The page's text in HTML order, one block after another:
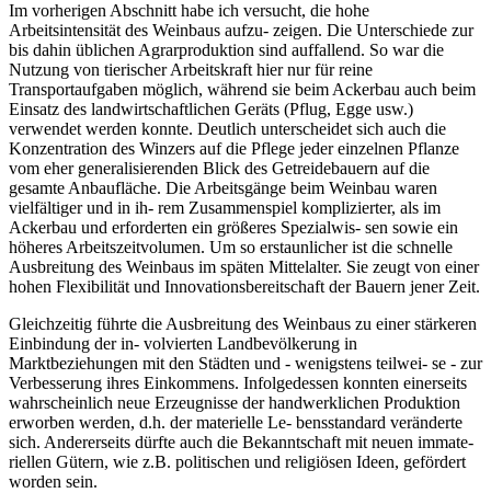
Im vorherigen Abschnitt habe ich versucht, die hohe
Arbeitsintensität des Weinbaus aufzu- zeigen. Die Unterschiede zur
bis dahin üblichen Agrarproduktion sind auffallend. So war die
Nutzung von tierischer Arbeitskraft hier nur für reine
Transportaufgaben möglich, während sie beim Ackerbau auch beim
Einsatz des landwirtschaftlichen Geräts (Pflug, Egge usw.)
verwendet werden konnte. Deutlich unterscheidet sich auch die
Konzentration des Winzers auf die Pflege jeder einzelnen Pflanze
vom eher generalisierenden Blick des Getreidebauern auf die
gesamte Anbaufläche. Die Arbeitsgänge beim Weinbau waren
vielfältiger und in ih- rem Zusammenspiel komplizierter, als im
Ackerbau und erforderten ein größeres Spezialwis- sen sowie ein
höheres Arbeitszeitvolumen. Um so erstaunlicher ist die schnelle
Ausbreitung des Weinbaus im späten Mittelalter. Sie zeugt von einer
hohen Flexibilität und Innovationsbereitschaft der Bauern jener Zeit.
Gleichzeitig führte die Ausbreitung des Weinbaus zu einer stärkeren
Einbindung der in- volvierten Landbevölkerung in
Marktbeziehungen mit den Städten und - wenigstens teilwei- se - zur
Verbesserung ihres Einkommens. Infolgedessen konnten einerseits
wahrscheinlich neue Erzeugnisse der handwerklichen Produktion
erworben werden, d.h. der materielle Le- bensstandard veränderte
sich. Andererseits dürfte auch die Bekanntschaft mit neuen immate-
riellen Gütern, wie z.B. politischen und religiösen Ideen, gefördert
worden sein.